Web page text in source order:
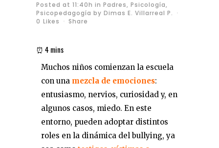
Posted at 11:40h in Padres, Psicología,
Psicopedagogía by Dimas E. Villarreal P.
0 Likes Share
Muchos niños comienzan la escuela
con una mezcla de emociones:
entusiasmo, nervios, curiosidad y, en
algunos casos, miedo. En este
entorno, pueden adoptar distintos
roles en la dinámica del bullying, ya